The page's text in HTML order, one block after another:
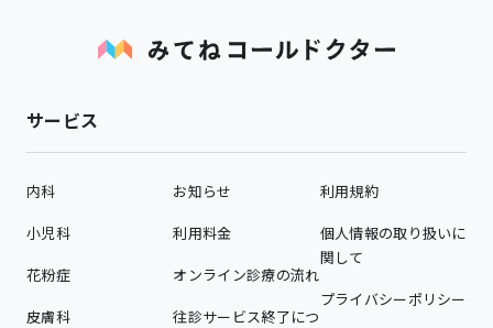
サービス
内科
小児科
花粉症
皮膚科
お知らせ
利用料金
オンライン診療の流れ
往診サービス終了につ
利用規約
個人情報の取り扱いに
関して
プライバシーポリシー